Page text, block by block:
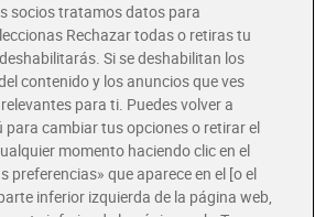
o Uber Eats
ofertas exclusivas.
socios tratamos datos para
Rechazar todas o retiras tu
Si se deshabilitan los
contenido y los anuncios que ves
para ti. Puedes volver a
para cambiar tus opciones o retirar el
momento haciendo clic en el
preferencias» que aparece en el [o el
inferior izquierda de la página web,